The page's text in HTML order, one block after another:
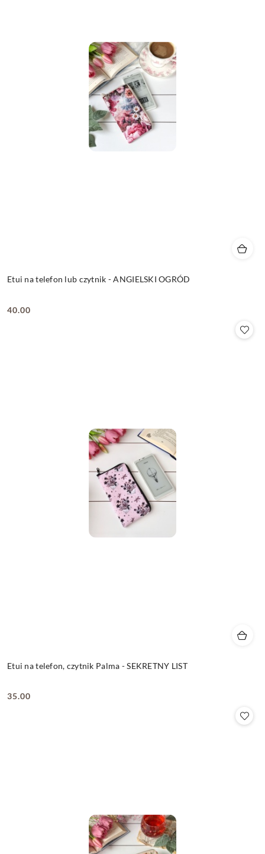
Etui na telefon lub czytnik - ANGIELSKI OGRÓD
Cena:
40.00
Etui na telefon, czytnik Palma - SEKRETNY LIST
Cena:
35.00